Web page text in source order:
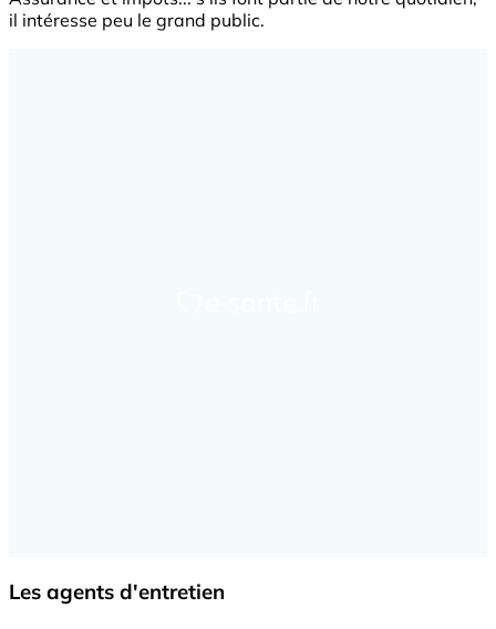
il intéresse peu le grand public.
Les agents d'entretien